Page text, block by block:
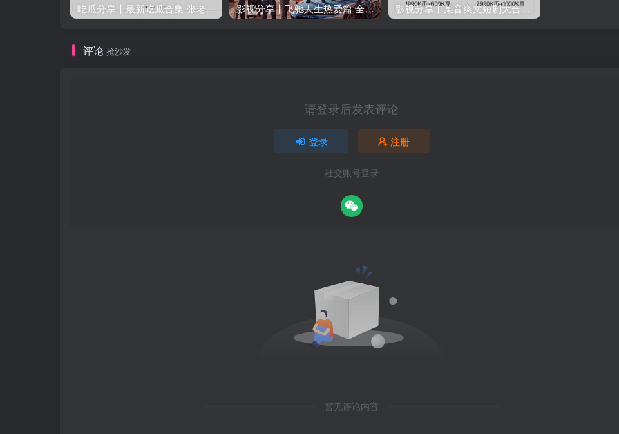
吃瓜分享丨最新吃瓜合集 张老师与学生等众多新瓜 影视分享丨飞驰人生热爱篇 全集 在线看 剧情 / 喜剧 / 动作 影视分享丨某音爽文短剧大合集，一次看够几百部
评论 抢沙发
请登录后发表评论
登录 注册
社交账号登录
暂无评论内容